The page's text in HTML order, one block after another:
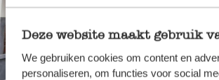
Deze website maakt gebruik
We gebruiken cookies om content en
personaliseren, om functies voor social
Altijd in de buurt